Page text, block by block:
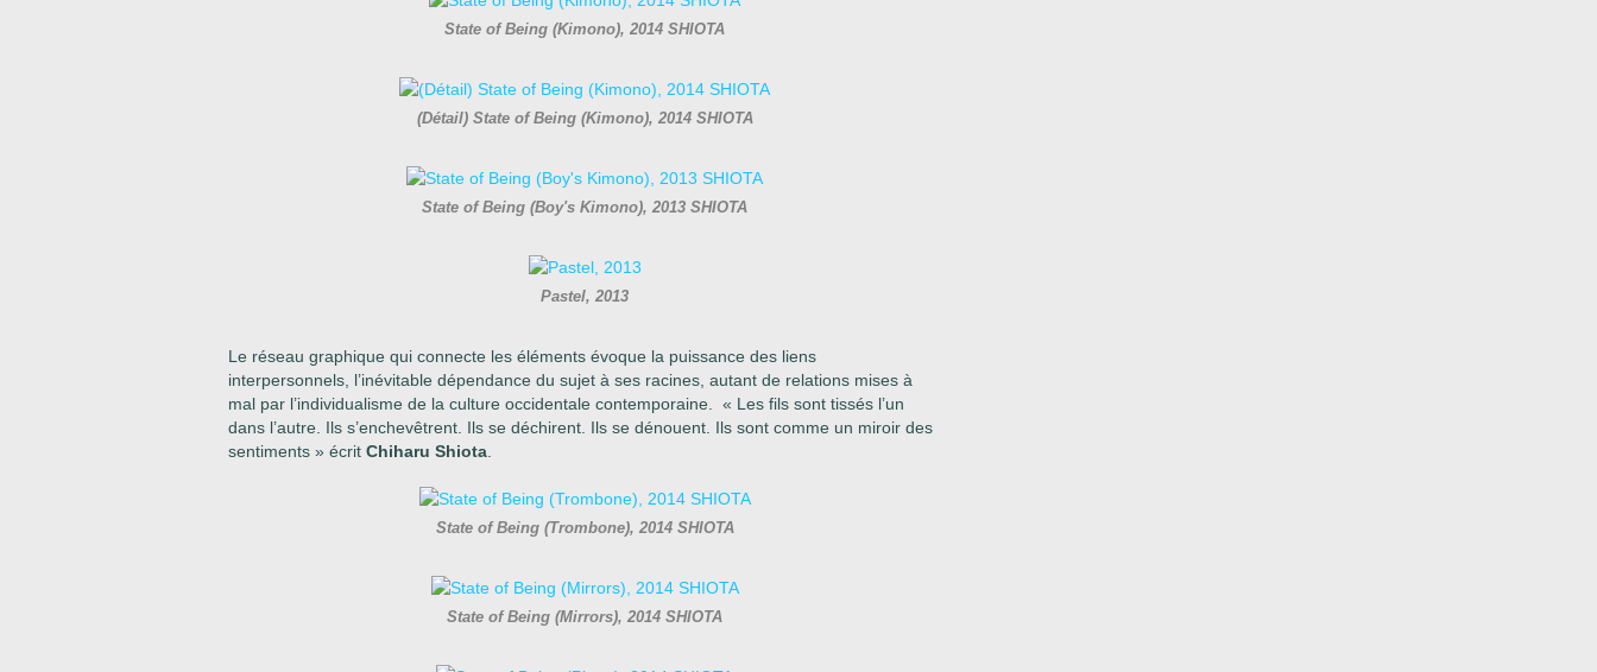
State of Being (Kimono), 2014 SHIOTA
(Détail) State of Being (Kimono), 2014 SHIOTA
State of Being (Boy's Kimono), 2013 SHIOTA
Pastel, 2013
Le réseau graphique qui connecte les éléments évoque la puissance des liens
interpersonnels, l’inévitable dépendance du sujet à ses racines, autant de relations mises à
mal par l’individualisme de la culture occidentale contemporaine. « Les fils sont tissés l’un
dans l’autre. Ils s’enchevêtrent. Ils se déchirent. Ils se dénouent. Ils sont comme un miroir des
sentiments » écrit Chiharu Shiota
State of Being (Trombone), 2014 SHIOTA
State of Being (Mirrors), 2014 SHIOTA